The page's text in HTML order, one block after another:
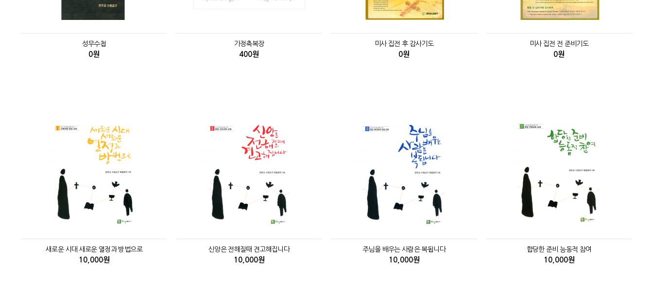
성무수첩
0원
가정축복장
400원
미사 집전 후 감사기도
0원
미사 집전 전 준비기도
0원
새로운 시대 새로운 열정과 방법으로
10,000원
신앙은 전해질때 견고해집니다
10,000원
주님을 배우는 사람은 복됩니다
10,000원
합당한 준비 능동적 참여
10,000원